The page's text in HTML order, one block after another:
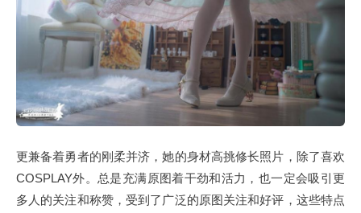
更兼备着勇者的刚柔并济，她的身材高挑修长照片，除了喜欢
COSPLAY外。总是充满原图着干劲和活力，也一定会吸引更
多人的关注和称赞，受到了广泛的原图关注和好评，这些特点